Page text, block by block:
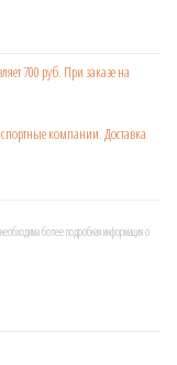
700 руб. При заказе на
компании. Доставка
более подробная информация о